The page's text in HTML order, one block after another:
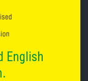
English